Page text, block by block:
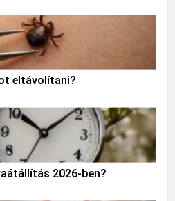
eltávolítani?
2026-ben?